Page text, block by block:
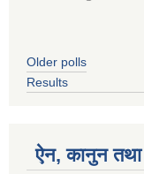
Older polls
Results
ऐन, कानुन तथा